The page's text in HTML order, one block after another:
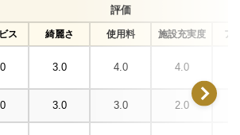
評価
ス 綺麗さ 使用料 施設充実度 ア
3.0 4.0 4.0
3.0 3.0 2.0